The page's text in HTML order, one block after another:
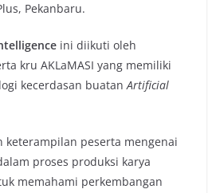
Pekanbaru.
ini diikuti oleh
kru AKLaMASI yang memiliki
kecerdasan buatanArtificial
keterampilan peserta mengenai
proses produksi karya
memahami perkembangan